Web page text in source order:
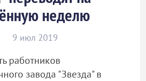
неделю
9 июл 2019
работников
завода "Звезда" в